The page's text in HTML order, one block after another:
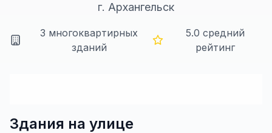
г. Архангельск
3 многоквартирных
зданий
5.0 средний
рейтинг
Здания на улице